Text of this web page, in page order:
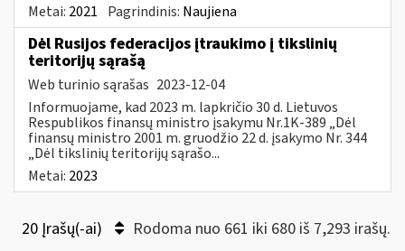
Metai: 2021 Pagrindinis: Naujiena
Dėl Rusijos federacijos įtraukimo į tikslinių
teritorijų sąrašą
Web turinio sąrašas 2023-12-04
Informuojame, kad 2023 m. lapkričio 30 d. Lietuvos
Respublikos finansų ministro įsakymu Nr.1K-389 „Dėl
finansų ministro 2001 m. gruodžio 22 d. įsakymo Nr. 344
„Dėl tikslinių teritorijų sąrašo...
Metai: 2023
20 Įrašų(-ai) Rodoma nuo 661 iki 680 iš 7,293 irašų.